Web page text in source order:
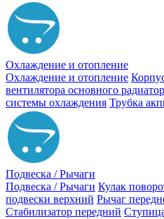
Охлаждение и отопление
Охлаждение и отопление
вентилятора основного
системы охлаждения Трубка
Подвеска / Рычаги
Подвеска / Рычаги Кулак
подвески верхний Рычаг
Стабилизатор передний